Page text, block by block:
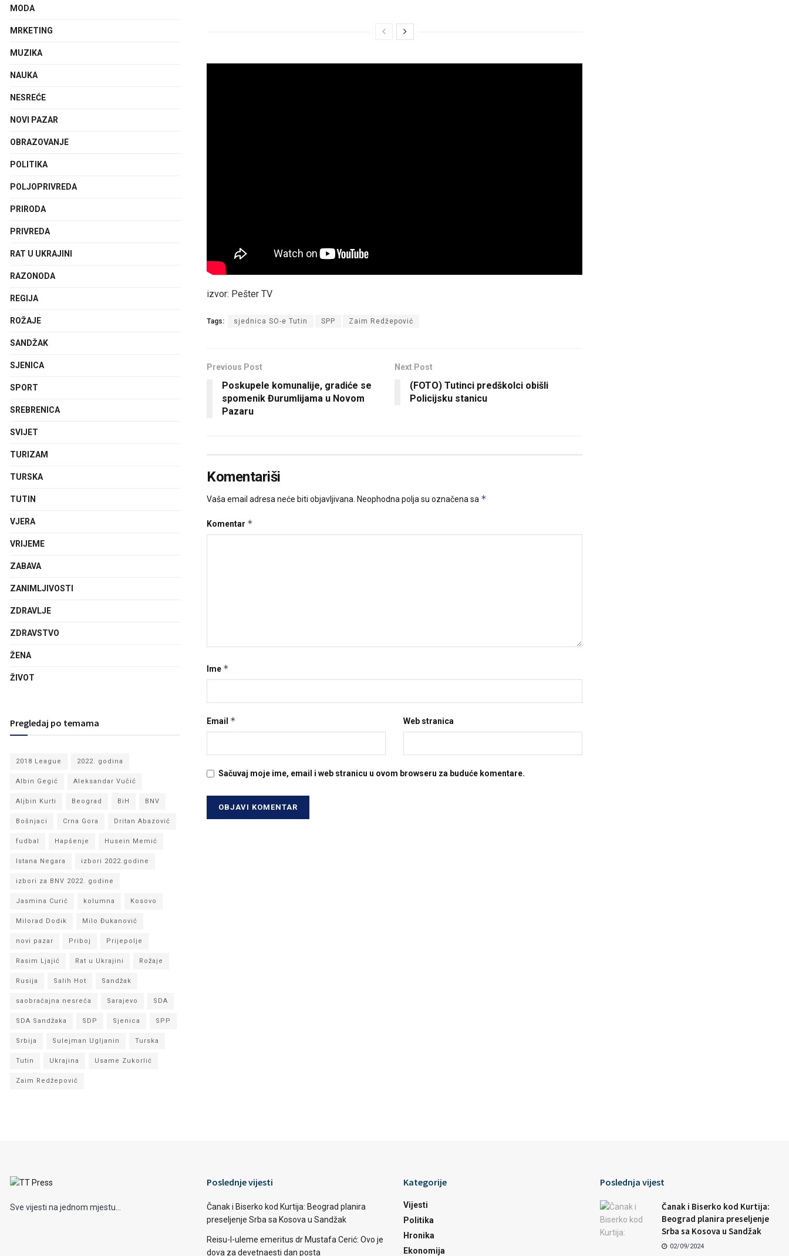
izvor: Pešter TV
Tags: sjednica SO-e Tutin SPP Zaim Redžepović
Previous Post
Poskupele komunalije, gradiće se
spomenik Đurumlijama u Novom
Pazaru
Next Post
(FOTO) Tutinci predškolci obišli
Policijsku stanicu
Komentariši
Vaša email adresa neće biti objavljivana. Neophodna polja su označena sa *
Komentar *
Ime *
Email * Web stranica
Sačuvaj moje ime, email i web stranicu u ovom browseru za buduće komentare.
MODA
MRKETING
MUZIKA
NAUKA
NESREĆE
NOVI PAZAR
OBRAZOVANJE
POLITIKA
POLJOPRIVREDA
PRIRODA
PRIVREDA
RAT U UKRAJINI
RAZONODA
REGIJA
ROŽAJE
SANDŽAK
SJENICA
SPORT
SREBRENICA
SVIJET
TURIZAM
TURSKA
TUTIN
VJERA
VRIJEME
ZABAVA
ZANIMLJIVOSTI
ZDRAVLJE
ZDRAVSTVO
ŽENA
ŽIVOT
Pregledaj po temama
2018 League 2022. godina
Albin Gegić Aleksandar Vučić
Aljbin Kurti Beograd BiH BNV
Bošnjaci Crna Gora Dritan Abazović
fudbal Hapšenje Husein Memić
Istana Negara izbori 2022.godine
izbori za BNV 2022. godine
Jasmina Curić kolumna Kosovo
Milorad Dodik Milo Đukanović
novi pazar Priboj Prijepolje
Rasim Ljajić Rat u Ukrajini Rožaje
Rusija Salih Hot Sandžak
saobraćajna nesreća Sarajevo SDA
SDA Sandžaka SDP Sjenica SPP
Srbija Sulejman Ugljanin Turska
Tutin Ukrajina Usame Zukorlić
Zaim Redžepović
Sve vijesti na jednom mjestu...
Poslednje vijesti
Čanak i Biserko kod Kurtija: Beograd planira
preseljenje Srba sa Kosova u Sandžak
Reisu-l-uleme emeritus dr Mustafa Cerić: Ovo je
dova za devetnaesti dan posta
Kategorije
Vijesti
Politika
Hronika
Ekonomija
Poslednja vijest
Čanak i Biserko kod Kurtija:
Beograd planira preseljenje
Srba sa Kosova u Sandžak
02/09/2024